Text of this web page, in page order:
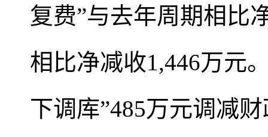
复费”与去年周期相比
相比净减收1,446万元
下调库”485万元调减